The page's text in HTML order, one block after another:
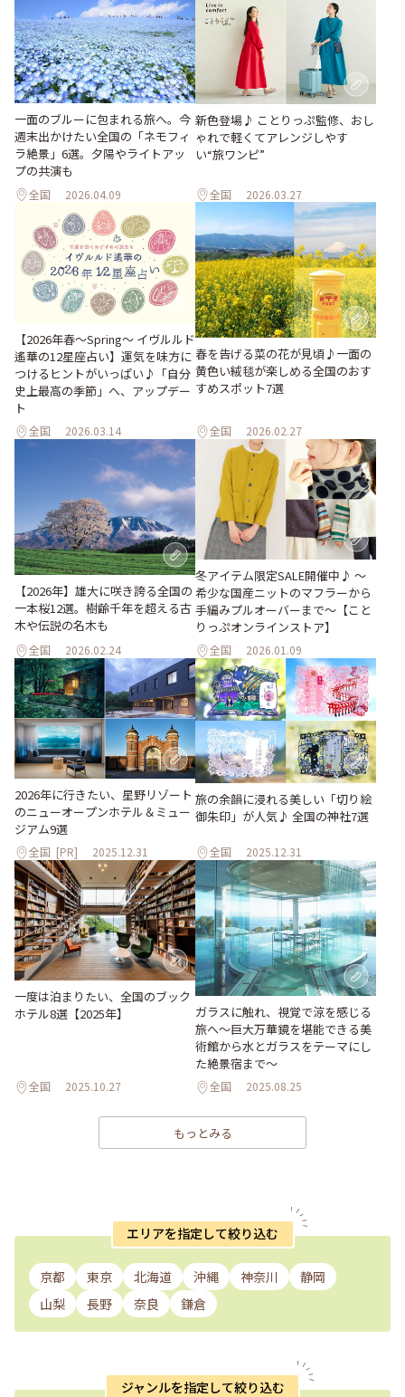
一面のブルーに包まれる旅へ。今
週末出かけたい全国の「ネモフィ
ラ絶景」6選。夕陽やライトアッ
プの共演も
全国 2026.04.09
新色登場♪ ことりっぷ監修、おし
ゃれで軽くてアレンジしやす
い“旅ワンピ”
全国 2026.03.27
【2026年春～Spring～ イヴルルド
遙華の12星座占い】運気を味方に
つけるヒントがいっぱい♪「自分
史上最高の季節」へ、アップデー
ト
全国 2026.03.14
春を告げる菜の花が見頃♪一面の
黄色い絨毯が楽しめる全国のおす
すめスポット7選
全国 2026.02.27
【2026年】雄大に咲き誇る全国の
一本桜12選。樹齢千年を超える古
木や伝説の名木も
全国 2026.02.24
冬アイテム限定SALE開催中♪ ～
希少な国産ニットのマフラーから
手編みプルオーバーまで～【こと
りっぷオンラインストア】
全国 2026.01.09
2026年に行きたい、星野リゾート
のニューオープンホテル＆ミュー
ジアム9選
全国 [PR] 2025.12.31
旅の余韻に浸れる美しい「切り絵
御朱印」が人気♪ 全国の神社7選
全国 2025.12.31
一度は泊まりたい、全国のブック
ホテル8選【2025年】
全国 2025.10.27
ガラスに触れ、視覚で涼を感じる
旅へ～巨大万華鏡を堪能できる美
術館から水とガラスをテーマにし
た絶景宿まで～
全国 2025.08.25
もっとみる
エリアを指定して絞り込む
京都 東京 北海道 沖縄 神奈川
静岡
山梨
長野 奈良 鎌倉
ジャンルを指定して絞り込む